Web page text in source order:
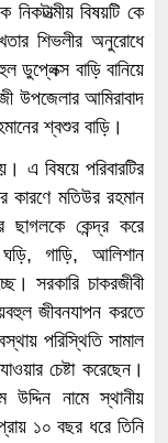
বিষয়টি কে
শিভলীর অনুরোধে
ডুপ্লেক্স বাড়ি বানিয়ে
উপজেলার আমিরাবাদ
শ্বশুর বাড়ি।
এ বিষয়ে পরিবারটির
কারণে মতিউর রহমান
কেন্দ্র করে
ঘড়ি, গাড়ি, আলিশান
সরকারি চাকরজীবী
জীবনযাপন করতে
পরিস্থিতি সামাল
চেষ্টা করেছেন।
উদ্দিন নামে স্থানীয়
১০ বছর ধরে তিনি